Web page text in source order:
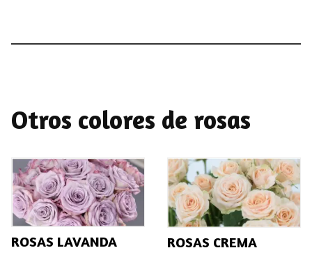
Otros colores de rosas
ROSAS LAVANDA ROSAS CREMA